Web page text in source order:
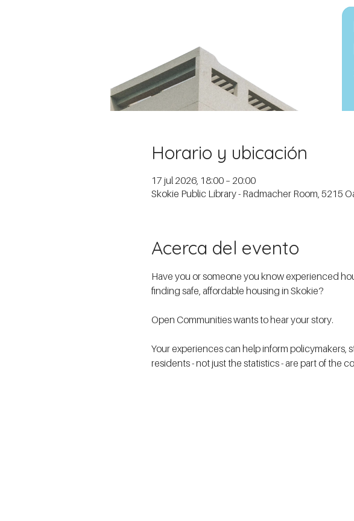
Horario y ubicación
17 jul 2026, 18:00 – 20:00
Skokie Public Library - Radmacher Room, 5215
Acerca del evento
Have you or someone you know experienced
finding safe, affordable housing in Skokie?
Open Communities wants to hear your story.
Your experiences can help inform
residents - not just the statistics - are part of the